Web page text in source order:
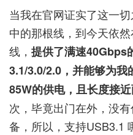
当我在官网证实了这一
中的那根线，到今天依
线， 提供了满速40Gbps
3.1/3.0/2.0，并能够为
85W的供电，且长度接近
次，毕竟出门在外，没
备，所以，支持USB3.1